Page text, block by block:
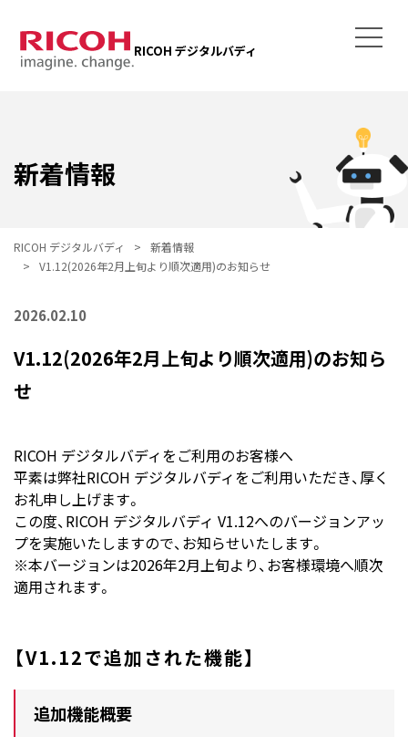
RICOH デジタルバディ
新着情報
RICOH デジタルバディ
新着情報
V1.12(2026年2月上旬より順次適用)のお知らせ
2026.02.10
V1.12(2026年2月上旬より順次適用)のお知ら
せ
RICOH デジタルバディをご利用のお客様へ
平素は弊社RICOH デジタルバディをご利用いただき、厚く
お礼申し上げます。
この度、RICOH デジタルバディ V1.12へのバージョンアッ
プを実施いたしますので、お知らせいたします。
※本バージョンは2026年2月上旬より、お客様環境へ順次
適用されます。
【V1.12で追加された機能】
追加機能概要